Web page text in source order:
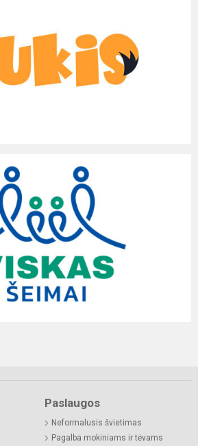
Paslaugos
Neformalusis švietimas
Pagalba mokiniams ir tėvams